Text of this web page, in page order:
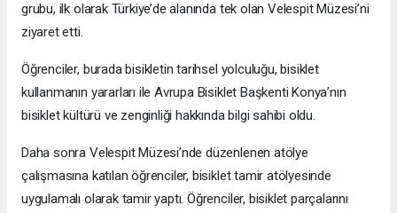
grubu, ilk olarak Türkiye’de alanında tek olan Velespit Müzesi’ni
ziyaret etti.
Öğrenciler, burada bisikletin tarihsel yolculuğu, bisiklet
kullanmanın yararları ile Avrupa Bisiklet Başkenti Konya’nın
bisiklet kültürü ve zenginliği hakkında bilgi sahibi oldu.
Daha sonra Velespit Müzesi’nde düzenlenen atölye
çalışmasına katılan öğrenciler, bisiklet tamir atölyesinde
uygulamalı olarak tamir yaptı. Öğrenciler, bisiklet parçalarını